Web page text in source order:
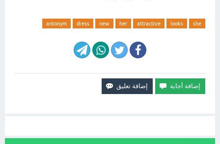
she
looks
attractive
her
new
dress
antonym